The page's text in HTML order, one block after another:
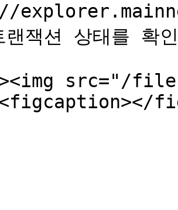
랜잭션 상태를 확
src="/files/